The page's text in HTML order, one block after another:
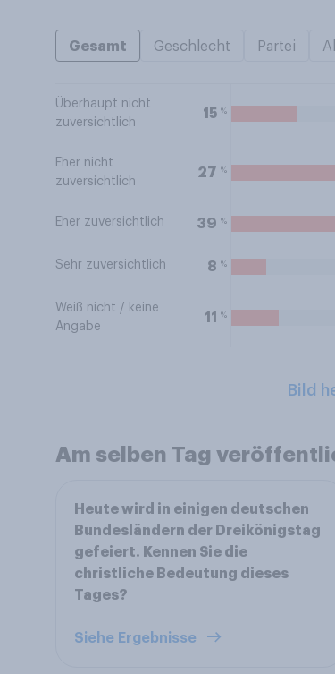
Gesamt Geschlecht Partei
Überhaupt nicht
zuversichtlich
15 %
Eher nicht
zuversichtlich
27 %
Eher zuversichtlich 39 %
Sehr zuversichtlich 8 %
Weiß nicht / keine
Angabe
11 %
Bild
Am selben Tag
Heute wird in einigen deutschen
Bundesländern der Dreikönigstag
gefeiert. Kennen Sie die
christliche Bedeutung dieses
Tages?
Siehe Ergebnisse